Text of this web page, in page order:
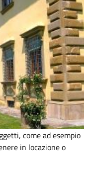
come ad esempio
in locazione o